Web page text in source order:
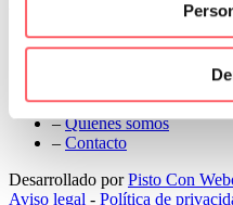
–Servicios personalizados
Qué y cómo lo hacemos
–Nuestros proyectos
–Quiénes somos
– Contacto
Desarrollado porPisto Con
Aviso legal - Política de